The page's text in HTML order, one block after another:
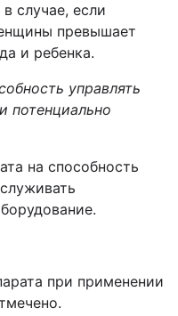
случае, если
превышает
и ребенка.
управлять
потенциально
на способность
при применении